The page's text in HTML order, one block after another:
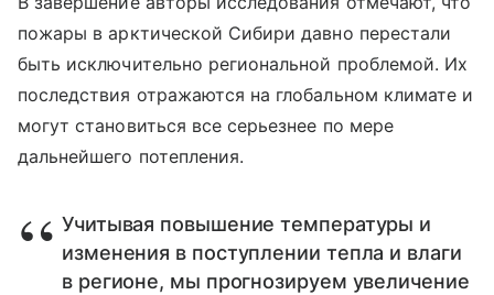
пожары в арктической Сибири давно перестали
быть исключительно региональной проблемой. Их
последствия отражаются на глобальном климате и
могут становиться все серьезнее по мере
дальнейшего потепления.
Учитывая повышение температуры и
изменения в поступлении тепла и влаги
в регионе, мы прогнозируем увеличение